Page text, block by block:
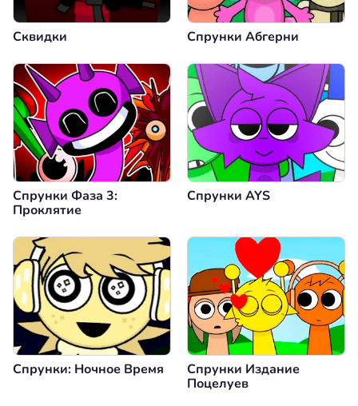
Сквидки Спрунки Абгерни
Спрунки Фаза 3:
Проклятие
Спрунки AYS
Спрунки: Ночное Время
Спрунки Издание
Поцелуев